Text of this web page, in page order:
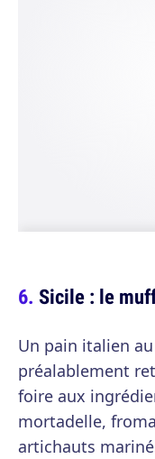
Sicile : le
Un pain italien
préalablement
foire aux
mortadelle,
artichauts